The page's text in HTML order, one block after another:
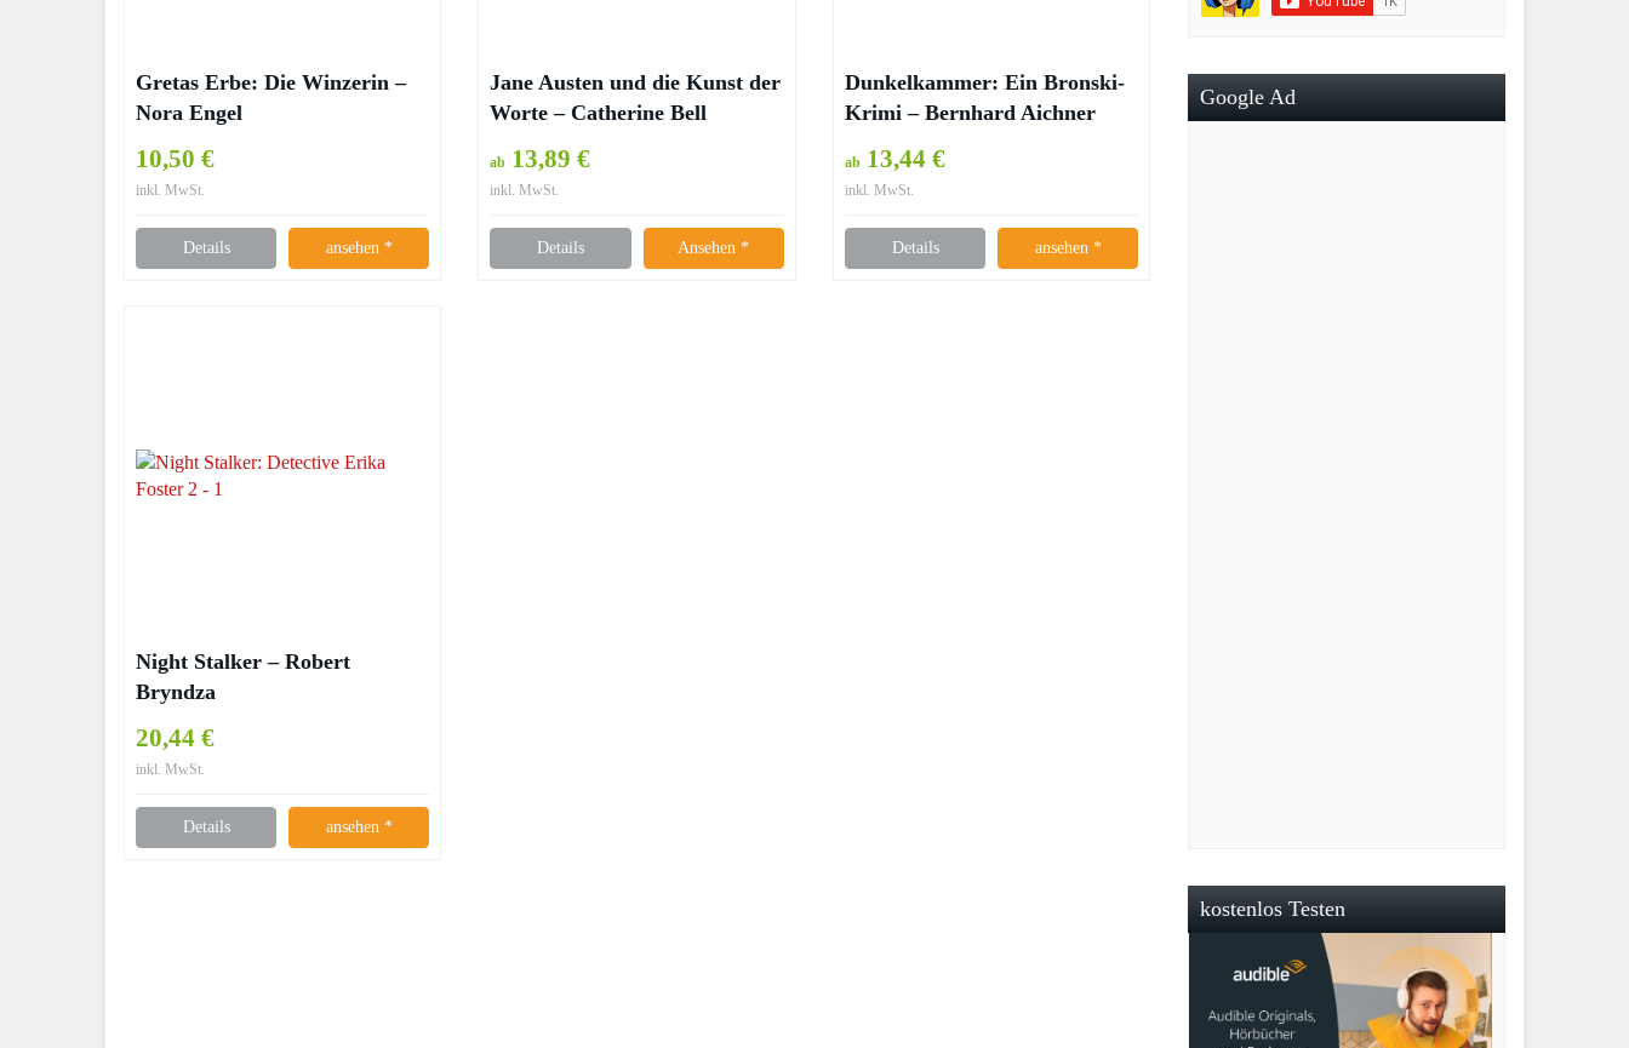
Gretas Erbe: Die Winzerin –
Nora Engel
10,50 €
inkl. MwSt.
Details ansehen *
Jane Austen und die Kunst der
Worte – Catherine Bell
ab 13,89 €
inkl. MwSt.
Details Ansehen *
Dunkelkammer: Ein Bronski-
Krimi – Bernhard Aichner
ab13,44 €
inkl. MwSt.
Details ansehen *
Night Stalker – Robert
Bryndza
20,44 €
inkl. MwSt.
Details ansehen *
Google Ad
kostenlos Testen